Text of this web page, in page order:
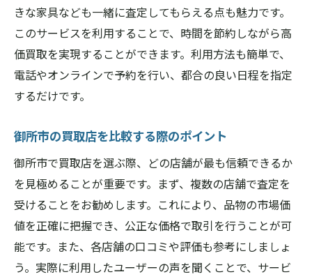
きな家具なども一緒に査定してもらえる点も魅力です。
このサービスを利用することで、時間を節約しながら高
価買取を実現することができます。利用方法も簡単で、
電話やオンラインで予約を行い、都合の良い日程を指定
するだけです。
御所市の買取店を比較する際のポイント
御所市で買取店を選ぶ際、どの店舗が最も信頼できるか
を見極めることが重要です。まず、複数の店舗で査定を
受けることをお勧めします。これにより、品物の市場価
値を正確に把握でき、公正な価格で取引を行うことが可
能です。また、各店舗の口コミや評価も参考にしましょ
う。実際に利用したユーザーの声を聞くことで、サービ